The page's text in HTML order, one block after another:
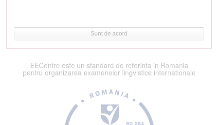
Sunt de acord
EECentre este un standard de referinta in Romania
pentru organizarea examenelor lingvistice internationale